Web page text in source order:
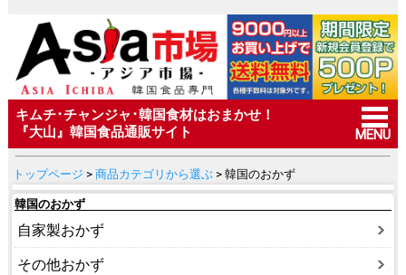
キムチ･チャンジャ･韓国食材はおまかせ！
『大山』韓国食品通販サイト
MENU
トップページ > 商品カテゴリから選ぶ> 韓国のおかず
韓国のおかず
自家製おかず
その他おかず